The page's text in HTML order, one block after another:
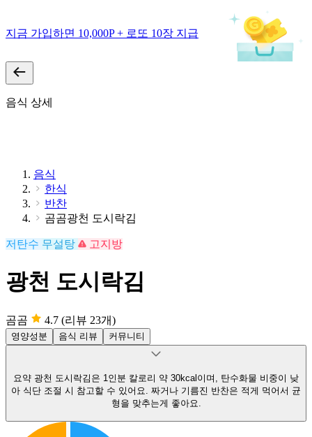
지금 가입하면 10,000P + 로또 10장 지급
음식 상세
음식
한식
반찬
곰곰광천 도시락김
저탄수 무설탕 고지방
광천 도시락김
곰곰 4.7 (리뷰 23개)
영양성분 음식 리뷰 커뮤니티
요약 광천 도시락김은 1인분 칼로리 약 30kcal이며, 탄수화물 비중이 낮
아 식단 조절 시 참고할 수 있어요. 짜거나 기름진 반찬은 적게 먹어서 균
형을 맞추는게 좋아요.